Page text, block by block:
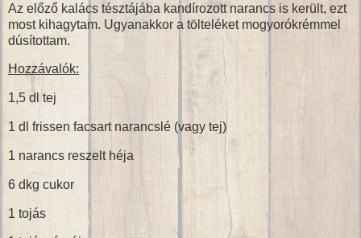
Az előző kalács tésztájába kandírozott narancs is került, ezt
most kihagytam. Ugyanakkor a tölteléket mogyorókrémmel
dúsítottam.
Hozzávalók:
1,5 dl tej
1 dl frissen facsart narancslé (vagy tej)
1 narancs reszelt héja
6 dkg cukor
1 tojás